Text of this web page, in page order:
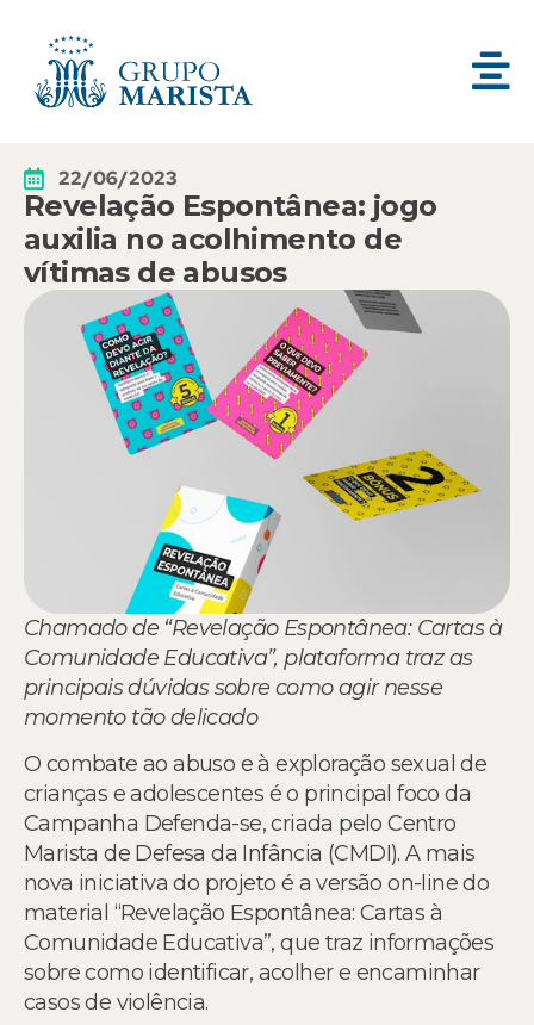
22/06/2023
Revelação Espontânea: jogo
auxilia no acolhimento de
vítimas de abusos
Chamado de “Revelação Espontânea: Cartas à
Comunidade Educativa”, plataforma traz as
principais dúvidas sobre como agir nesse
momento tão delicado
O combate ao abuso e à exploração sexual de
crianças e adolescentes é o principal foco da
Campanha Defenda-se, criada pelo Centro
Marista de Defesa da Infância (CMDI). A mais
nova iniciativa do projeto é a versão on-line do
material “Revelação Espontânea: Cartas à
Comunidade Educativa”, que traz informações
sobre como identificar, acolher e encaminhar
casos de violência.